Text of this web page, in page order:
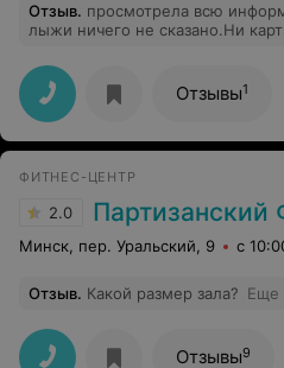
Отзыв. просмотрела всю
лыжи ничего не сказано.Ни
Отзывы1
ФИТНЕС-ЦЕНТР
2.0
Минск, пер. Уральский, 9 с
Отзыв. Какой размер зала? Еще
Отзывы9